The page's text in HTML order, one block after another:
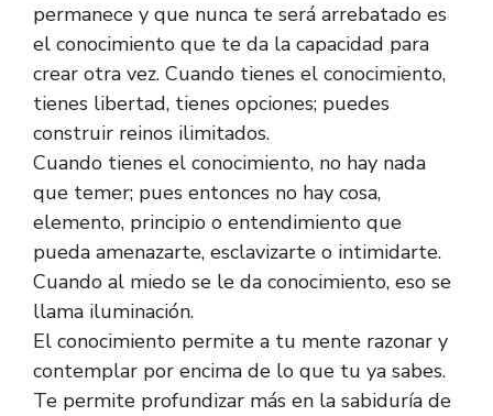
permanece y que nunca te será arrebatado es
el conocimiento que te da la capacidad para
crear otra vez. Cuando tienes el conocimiento,
tienes libertad, tienes opciones; puedes
construir reinos ilimitados.
Cuando tienes el conocimiento, no hay nada
que temer; pues entonces no hay cosa,
elemento, principio o entendimiento que
pueda amenazarte, esclavizarte o intimidarte.
Cuando al miedo se le da conocimiento, eso se
llama iluminación.
El conocimiento permite a tu mente razonar y
contemplar por encima de lo que tu ya sabes.
Te permite profundizar más en la sabiduría de